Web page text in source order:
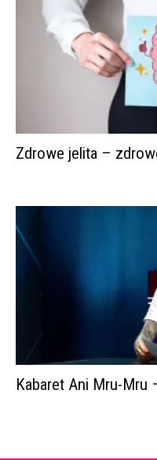
Zdrowe jelita –
Kabaret Ani Mru-Mru